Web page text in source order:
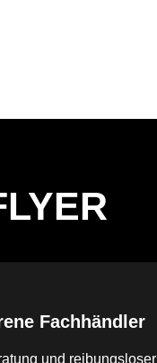
Fachhändler
und reibungsloser